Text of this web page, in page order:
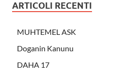
ARTICOLI RECENTI
MUHTEMEL ASK
Doganin Kanunu
DAHA 17